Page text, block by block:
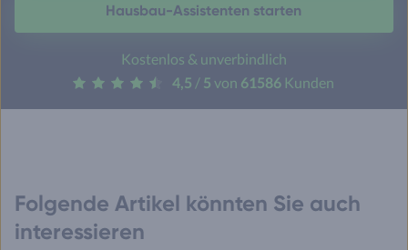
Hausbau-Assistenten starten
Kostenlos & unverbindlich
4,5 / 5 von 61586 Kunden
Folgende Artikel könnten Sie auch
interessieren